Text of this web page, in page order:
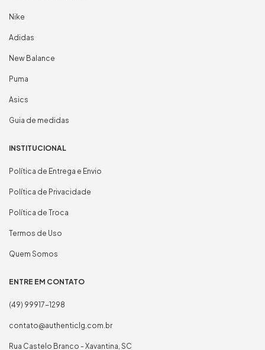
Nike
Adidas
New Balance
Puma
Asics
Guia de medidas
INSTITUCIONAL
Política de Entrega e Envio
Política de Privacidade
Política de Troca
Termos de Uso
Quem Somos
ENTRE EM CONTATO
(49) 99917-1298
contato@authenticlg.com.br
Rua Castelo Branco - Xavantina, SC